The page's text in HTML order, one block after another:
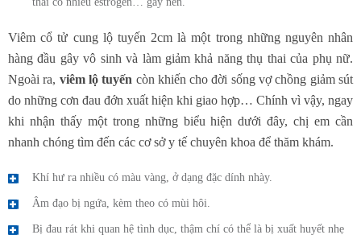
Viêm cổ tử cung lộ tuyến 2cm là một trong những nguyên nhân
hàng đầu gây vô sinh và làm giảm khả năng thụ thai của phụ nữ.
Ngoài ra, viêm lộ tuyến còn khiến cho đời sống vợ chồng giảm sút
do những cơn đau đớn xuất hiện khi giao hợp… Chính vì vậy, ngay
khi nhận thấy một trong những biểu hiện dưới đây, chị em cần
nhanh chóng tìm đến các cơ sở y tế chuyên khoa để thăm khám.
Khí hư ra nhiều có màu vàng, ở dạng đặc dính nhày.
Âm đạo bị ngứa, kèm theo có mùi hôi.
Bị đau rát khi quan hệ tình dục, thậm chí có thể là bị xuất huyết nhẹ